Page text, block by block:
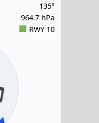
135°
964.7 hPa
RWY 10